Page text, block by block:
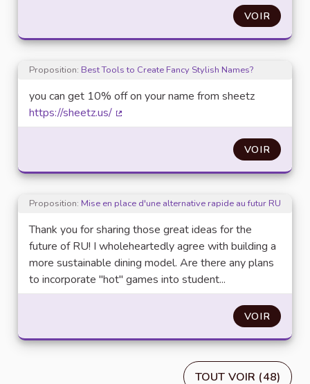
VOIR
Proposition: Best Tools to Create Fancy Stylish Names?
you can get 10% off on your name from sheetz
https://sheetz.us/
(Lien externe)
VOIR
Proposition: Mise en place d'une alternative rapide au futur RU
Thank you for sharing those great ideas for the
future of RU! I wholeheartedly agree with building a
more sustainable dining model. Are there any plans
to incorporate "hot" games into student...
VOIR
TOUT VOIR (48)